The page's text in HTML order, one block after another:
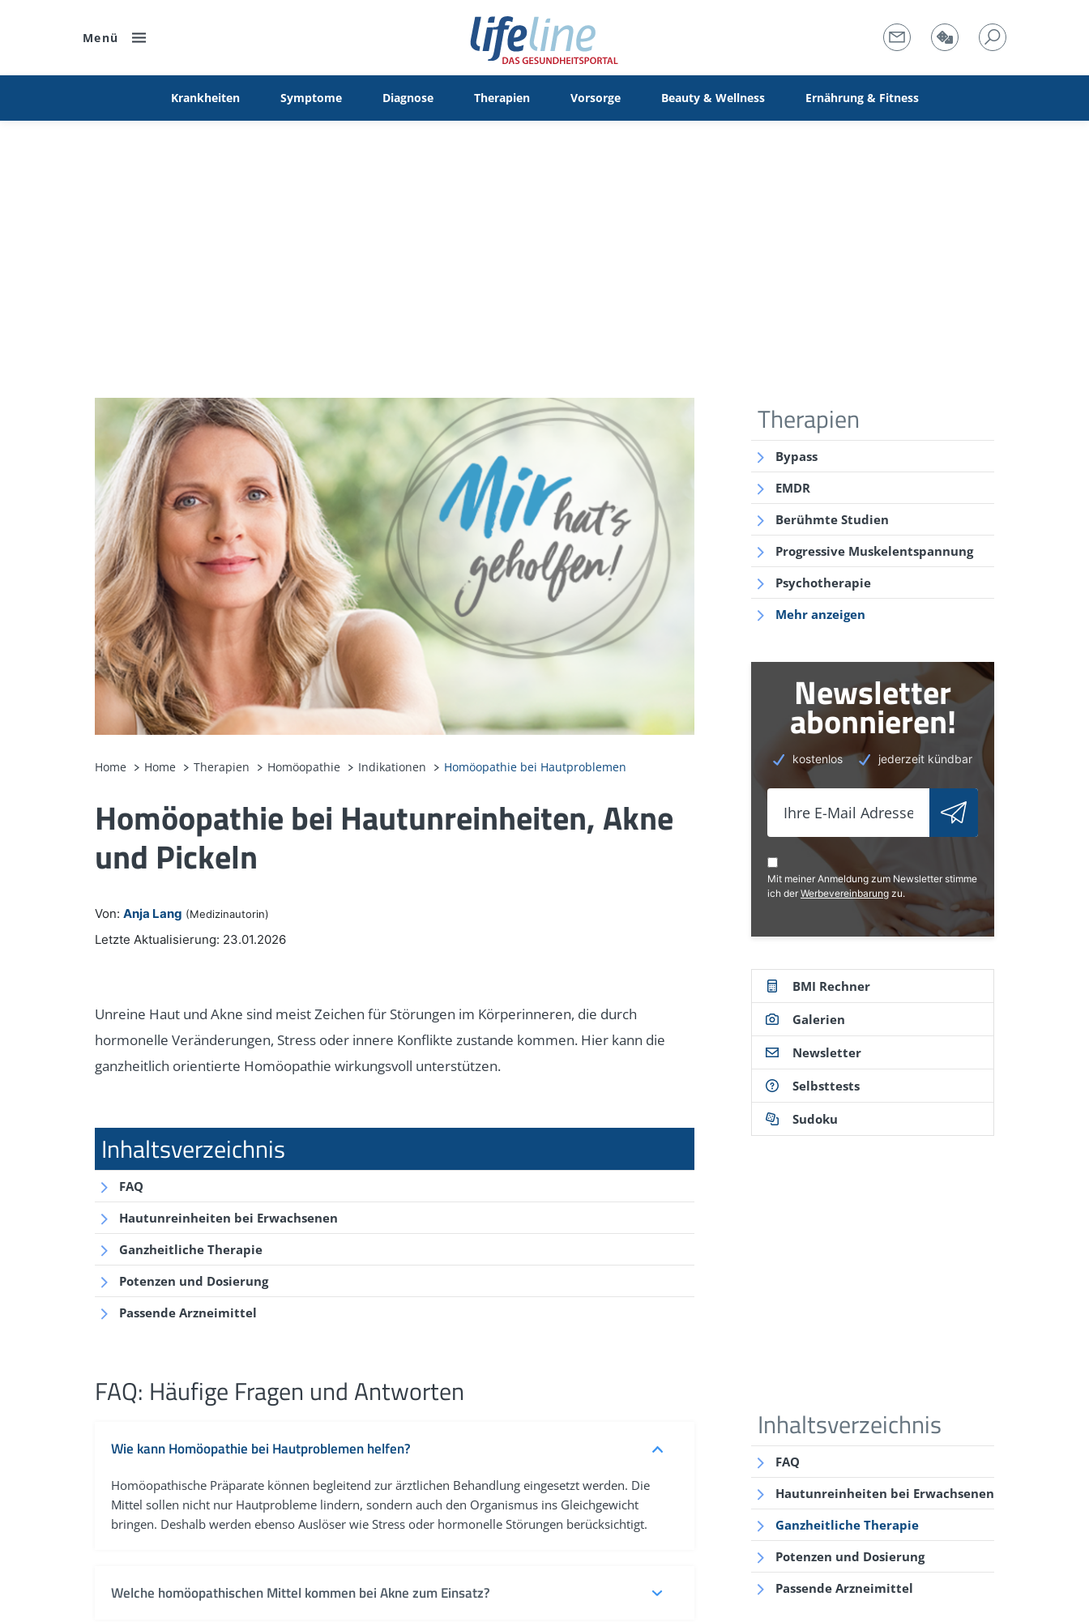
Menü
Krankheiten Symptome Diagnose Therapien Vorsorge Beauty & Wellness Ernährung & Fitness
Home Home Therapien Homöopathie Indikationen Homöopathie bei Hautproblemen
Homöopathie bei Hautunreinheiten, Akne
und Pickeln
Von: Anja Lang (Medizinautorin)
Letzte Aktualisierung: 23.01.2026
Unreine Haut und Akne sind meist Zeichen für Störungen im Körperinneren, die durch
hormonelle Veränderungen, Stress oder innere Konflikte zustande kommen. Hier kann die
ganzheitlich orientierte Homöopathie wirkungsvoll unterstützen.
FAQ
Hautunreinheiten bei Erwachsenen
Ganzheitliche Therapie
Potenzen und Dosierung
Passende Arzneimittel
FAQ: Häufige Fragen und Antworten
Wie kann Homöopathie bei Hautproblemen helfen?
Homöopathische Präparate können begleitend zur ärztlichen Behandlung eingesetzt werden. Die
Mittel sollen nicht nur Hautprobleme lindern, sondern auch den Organismus ins Gleichgewicht
bringen. Deshalb werden ebenso Auslöser wie Stress oder hormonelle Störungen berücksichtigt.
Welche homöopathischen Mittel kommen bei Akne zum Einsatz?
Therapien
Bypass
EMDR
Berühmte Studien
Progressive Muskelentspannung
Psychotherapie
Mehr anzeigen
Newsletter
abonnieren!
kostenlos jederzeit kündbar
Mit meiner Anmeldung zum Newsletter stimme
ich der Werbevereinbarung zu.
BMI Rechner
Galerien
Newsletter
Selbsttests
Sudoku
FAQ
Hautunreinheiten bei Erwachsenen
Ganzheitliche Therapie
Potenzen und Dosierung
Passende Arzneimittel